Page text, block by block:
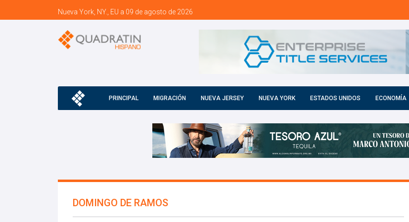
Nueva York, NY., EU a 09 de agosto de 2026
PRINCIPAL MIGRACIÓN NUEVA JERSEY NUEVA YORK ESTADOS UNIDOS ECONOMÍA
DOMINGO DE RAMOS